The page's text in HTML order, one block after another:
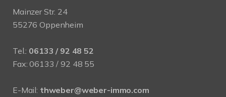
Mainzer Str. 24
55276 Oppenheim
Tel.: 06133 / 92 48 52
Fax: 06133 / 92 48 55
E-Mail: thweber@weber-immo.com